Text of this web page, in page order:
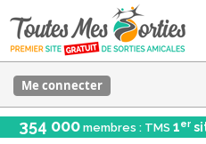
Me connecter
354 000 membres : TMS 1er